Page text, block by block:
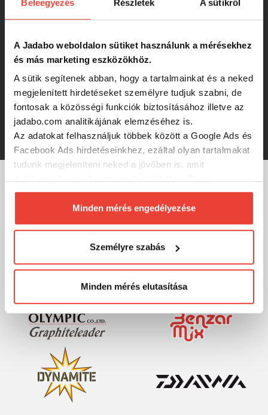
Beleegyezés Részletek A sütikről
A Jadabo weboldalon sütiket használunk a mérésekhez
és más marketing eszközökhöz.
A sütik segítenek abban, hogy a tartalmainkat és a neked
megjelenített hirdetéseket személyre tudjuk szabni, de
fontosak a közösségi funkciók biztosításához illetve az
jadabo.com analitikájának elemzéséhez is.
Az adatokat felhasználjuk többek között a Google Ads és
Facebook Ads hirdetéseinkhez, ezáltal olyan tartalmakat
tudunk megjeleníteni neked a jövőben is, amit
biztosításához arra kérünk, hogy engedd meg
számunkra minden mérés használatát.
Természetesensoha semmilyen formában nem fogunk
megváltoztathatod a döntésed ezzel kapcsolatban.
Előre is köszönjük!
Minden mérés engedélyezése
Személyre szabás
Minden mérés elutasítása
2 100 Ft
DOIYO S'zuki Mawaru 7g SGM tail
spinner
2 100 Ft
MÁRKÁINK